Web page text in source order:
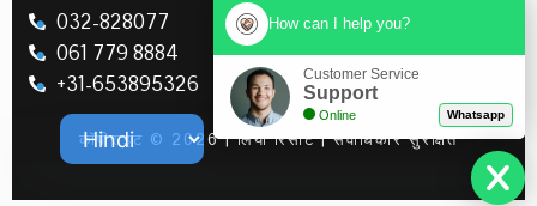
032-828077
061 779 8884
+31-653895326
कॉपीराइट © 2026 | लियो रिसॉर्ट | सर्वाधिकार सुरक्षित
How can I help you?
Customer Service
Support
Online Whatsapp